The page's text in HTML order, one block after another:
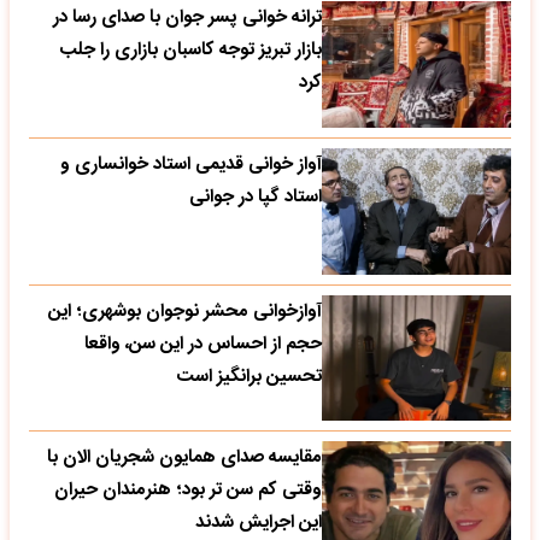
ترانه خوانی پسر جوان با صدای رسا در
بازار تبریز توجه کاسبان بازاری را جلب
کرد
آواز خوانی قدیمی استاد خوانساری و
استاد گپا در جوانی
آوازخوانی محشر نوجوان بوشهری؛ این
حجم از احساس در این سن، واقعا
تحسین‌ برانگیز است
مقایسه صدای همایون شجریان الان با
وقتی کم سن تر بود؛ هنرمندان حیران
این اجرایش شدند